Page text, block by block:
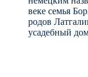
веке семья
родов
усадебный